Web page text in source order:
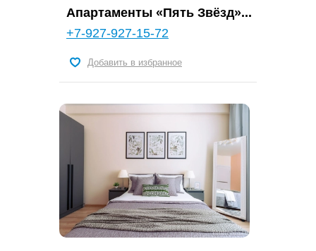
Апартаменты «Пять Звёзд»...
+7-927-927-15-72
Добавить в избранное